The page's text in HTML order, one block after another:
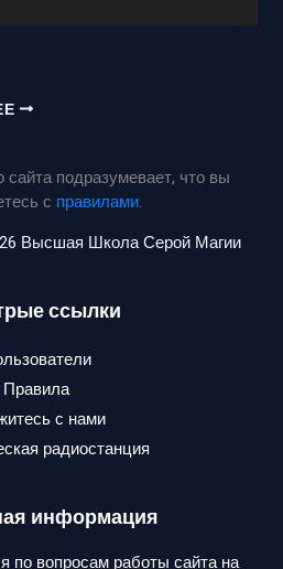
сайта подразумевает, что вы
с правилами.
Высшая Школа Серой Магии
ссылки
Правила
с нами
радиостанция
информация
по вопросам работы сайта на